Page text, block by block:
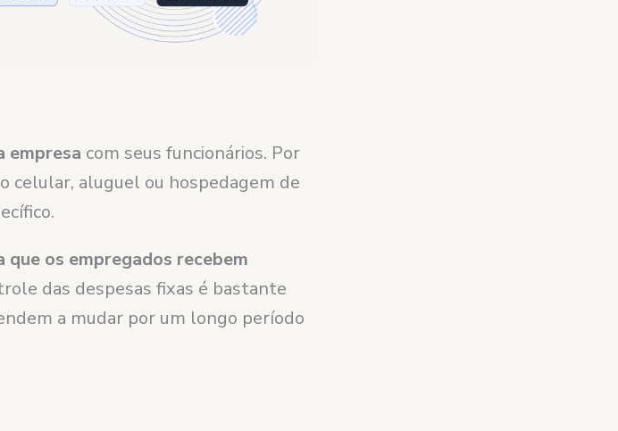
empresa com seus funcionários. Por
celular, aluguel ou hospedagem de
que os empregados recebem
das despesas fixas é bastante
a mudar por um longo período